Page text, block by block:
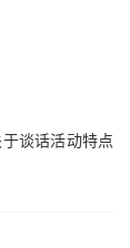
谈话活动特点